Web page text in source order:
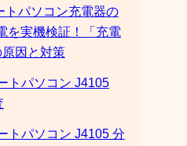
トパソコン充電器の
を実機検証！「充電
因と対策
トパソコン J4105
トパソコン J4105 分